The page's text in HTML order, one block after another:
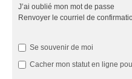
J’ai oublié mon mot de passe
Renvoyer le courriel de
Se souvenir de moi
Cacher mon statut en ligne